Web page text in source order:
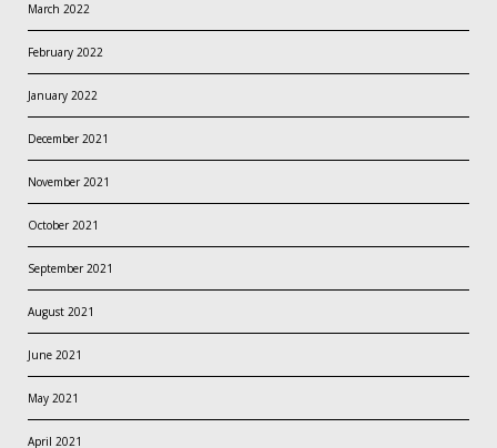
March 2022
February 2022
January 2022
December 2021
November 2021
October 2021
September 2021
August 2021
June 2021
May 2021
April 2021